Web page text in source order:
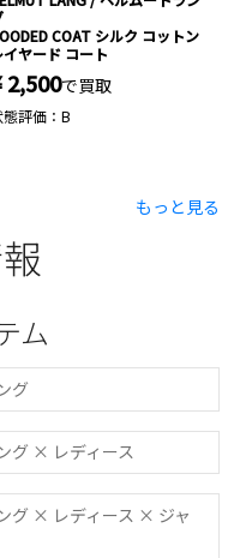
COAT シルク コットン
イヤード コート
2,500で買取
態評価：B
もっと見る
ム
グ
グ × レディース
グ × レディース × ジャ